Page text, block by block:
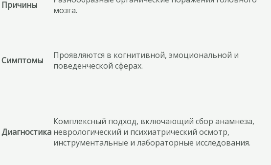
Причины
мозга.
Симптомы
Проявляются в когнитивной, эмоциональной и
поведенческой сферах.
Диагностика
Комплексный подход, включающий сбор анамнеза,
неврологический и психиатрический осмотр,
инструментальные и лабораторные исследования.